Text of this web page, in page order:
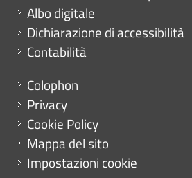
Albo digitale
Dichiarazione di accessibilità
Contabilità
Menu footer
Colophon
Privacy
Cookie Policy
Mappa del sito
Impostazioni cookie